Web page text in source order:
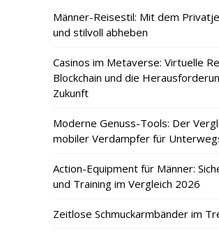
Männer-Reisestil: Mit dem
und stilvoll abheben
Casinos im Metaverse: Virtuelle
Blockchain und die
Zukunft
Moderne Genuss-Tools: Der
mobiler Verdampfer für
Action-Equipment für Männer:
und Training im Vergleich 2026
Zeitlose Schmuckarmbänder im